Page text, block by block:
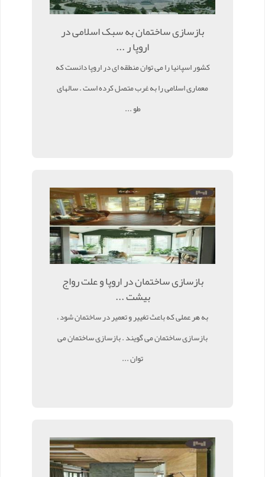
بازسازی ساختمان به سبک اسلامی در
اروپا ر ...
کشور اسپانیا را می توان منطقه ای در اروپا دانست که
معماری اسلامی را به غرب متصل کرده است . سالهای
طو ...
بازسازی ساختمان در اروپا و علت رواج
بیشت ...
به هر عملی که باعث تغییر و تعمیر در ساختمان شود ،
بازسازی ساختمان می گویند . بازسازی ساختمان می
توان ...